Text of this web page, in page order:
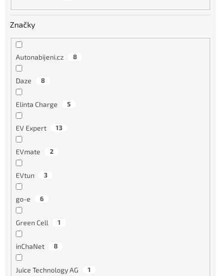
Značky
Autonabijeni.cz 8
Daze 8
Elinta Charge 5
EV Expert 13
EVmate 2
EVtun 3
go-e 6
Green Cell 1
inChaNet 8
Juice Technology AG 1